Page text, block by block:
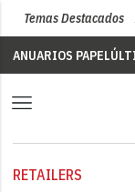
Temas Destacados
ANUARIOS PAPEL
RETAILERS